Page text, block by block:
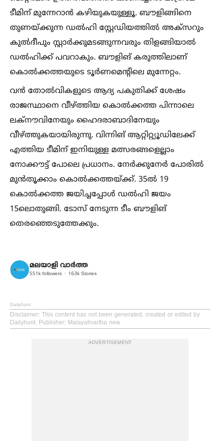
ടീമിന് മുന്നേറാൻ കഴിയുകയുള്ളൂ. ബൗളിങ്ങിനെ
തുണയ്ക്കുന്ന ഡല്‍ഹി സ്റ്റേഡിയത്തില്‍ അക്സറും
കുല്‍ദീപും സ്റ്റാർക്കുമടങ്ങുന്നവരും തിളങ്ങിയാല്‍
ഡല്‍ഹിക്ക് പവറാകും. ബൗളിങ് കരുത്തിലാണ്
കൊല്‍ക്കത്തയുടെ ടൂർണമെന്റിലെ മുന്നേറ്റം.
വൻ തോല്‍വികളുടെ ആദ്യ പകുതിക്ക് ശേഷം
രാജസ്ഥാനെ വീഴ്ത്തിയ കൊല്‍ക്കത്ത പിന്നാലെ
ലക്നൗവിനേയും ഹൈദരാബാദിനേയും
വീഴ്ത്തുകയായിരുന്നു. വിന്നിങ് ആറ്റിറ്റ്യൂഡിലേക്ക്
എത്തിയ ടീമിന് ഇനിയുള്ള മത്സരങ്ങളെല്ലാം
നോക്കൗട്ട് പോലെ പ്രധാനം. നേർക്കുനേർ പോരില്‍
മുൻതൂക്കാം കൊല്‍ക്കത്തയ്ക്ക്. 35ല്‍ 19
കൊല്‍ക്കത്ത ജയിച്ചപ്പോള്‍ ഡല്‍ഹി ജയം
15ലൊതുങ്ങി. ടോസ് നേടുന്ന ടീം ബൗളിങ്
തെരഞ്ഞെടുത്തേക്കും.
മലയാളി വാര്‍ത്ത
551k followers 163k Stories
Dailyhunt
Disclaimer: This content has not been generated, created or edited by
Dailyhunt. Publisher: Malayalivartha new
ADVERTISEMENT